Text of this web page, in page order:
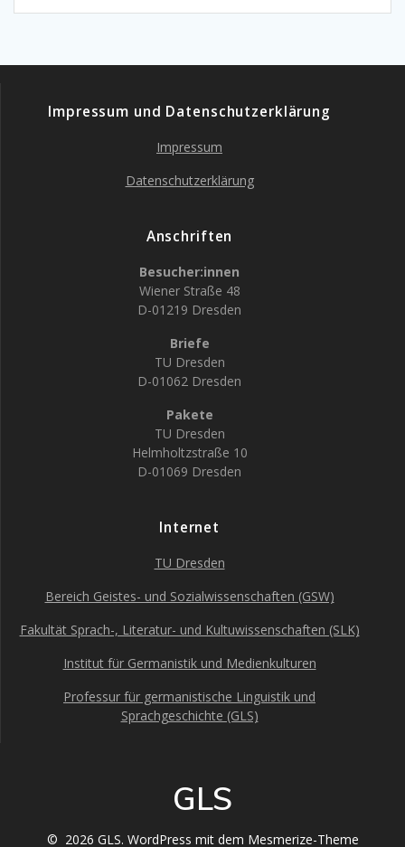
Impressum und Datenschutzerklärung
Impressum
Datenschutzerklärung
Anschriften
Besucher:innen
Wiener Straße 48
D-01219 Dresden
Briefe
TU Dresden
D-01062 Dresden
Pakete
TU Dresden
Helmholtzstraße 10
D-01069 Dresden
Internet
TU Dresden
Bereich Geistes- und Sozialwissenschaften (GSW)
Fakultät Sprach-, Literatur- und Kultuwissenschaften (SLK)
Institut für Germanistik und Medienkulturen
Professur für germanistische Linguistik und
Sprachgeschichte (GLS)
GLS
© 2026 GLS. WordPress mit dem Mesmerize-Theme